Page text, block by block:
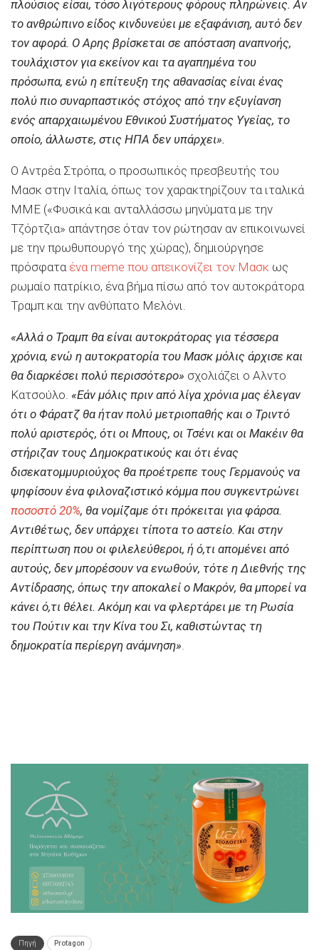
πλούσιος είσαι, τόσο λιγότερους φόρους πληρώνεις. Αν
το ανθρώπινο είδος κινδυνεύει με εξαφάνιση, αυτό δεν
τον αφορά. Ο Αρης βρίσκεται σε απόσταση αναπνοής,
τουλάχιστον για εκείνον και τα αγαπημένα του
πρόσωπα, ενώ η επίτευξη της αθανασίας είναι ένας
πολύ πιο συναρπαστικός στόχος από την εξυγίανση
ενός απαρχαιωμένου Εθνικού Συστήματος Υγείας, το
οποίο, άλλωστε, στις ΗΠΑ δεν υπάρχει».
Ο Αντρέα Στρόπα, ο προσωπικός πρεσβευτής του
Μασκ στην Ιταλία, όπως τον χαρακτηρίζουν τα ιταλικά
ΜΜΕ («Φυσικά και ανταλλάσσω μηνύματα με την
Τζόρτζια» απάντησε όταν τον ρώτησαν αν επικοινωνεί
με την πρωθυπουργό της χώρας), δημιούργησε
πρόσφατα ένα meme που απεικονίζει τον Μασκ ως
ρωμαίο πατρίκιο, ένα βήμα πίσω από τον αυτοκράτορα
Τραμπ και την ανθύπατο Μελόνι.
«Αλλά ο Τραμπ θα είναι αυτοκράτορας για τέσσερα
χρόνια, ενώ η αυτοκρατορία του Μασκ μόλις άρχισε και
θα διαρκέσει πολύ περισσότερο» σχολιάζει ο Αλντο
Κατσούλο. «Εάν μόλις πριν από λίγα χρόνια μας έλεγαν
ότι ο Φάρατζ θα ήταν πολύ μετριοπαθής και ο Τριντό
πολύ αριστερός, ότι οι Μπους, οι Τσένι και οι Μακέιν θα
στήριζαν τους Δημοκρατικούς και ότι ένας
δισεκατομμυριούχος θα προέτρεπε τους Γερμανούς να
ψηφίσουν ένα φιλοναζιστικό κόμμα που συγκεντρώνει
ποσοστό 20%, θα νομίζαμε ότι πρόκειται για φάρσα.
Αντιθέτως, δεν υπάρχει τίποτα το αστείο. Και στην
περίπτωση που οι φιλελεύθεροι, ή ό,τι απομένει από
αυτούς, δεν μπορέσουν να ενωθούν, τότε η Διεθνής της
Αντίδρασης, όπως την αποκαλεί ο Μακρόν, θα μπορεί να
κάνει ό,τι θέλει. Ακόμη και να φλερτάρει με τη Ρωσία
του Πούτιν και την Κίνα του Σι, καθιστώντας τη
δημοκρατία περίεργη ανάμνηση»
Πηγή Protagon